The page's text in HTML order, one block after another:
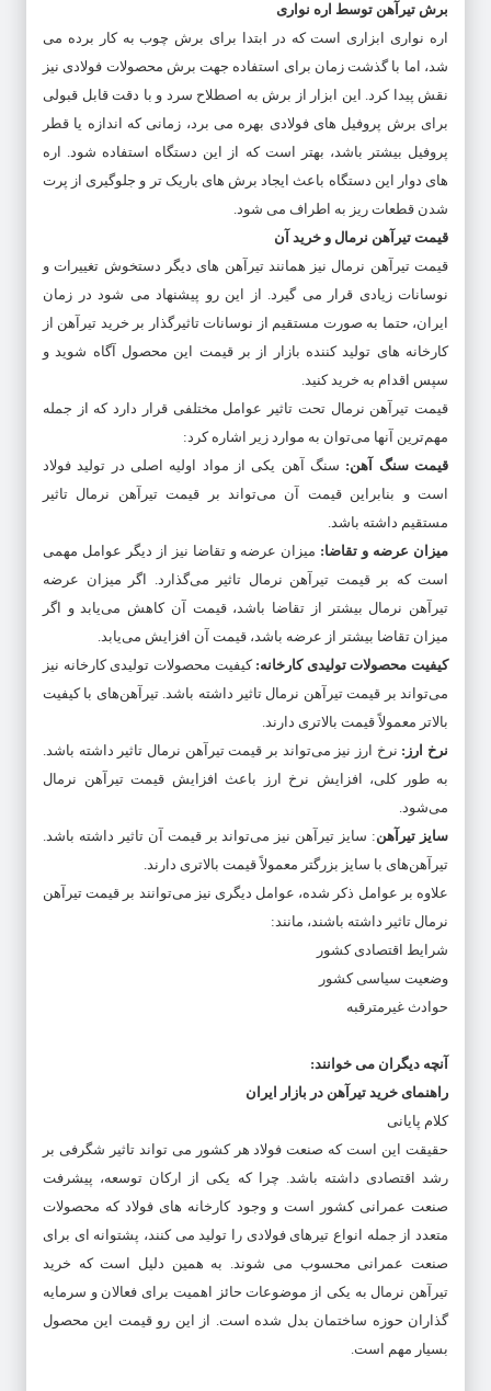
برش تیرآهن توسط اره نواری
اره نواری ابزاری است که در ابتدا برای برش چوب به‌ کار برده می‌
شد، اما با گذشت زمان برای استفاده جهت برش محصولات فولادی نیز
نقش پیدا کرد. این ابزار از برش به اصطلاح سرد و با دقت قابل قبولی
برای برش پروفیل های فولادی بهره می‌ برد، زمانی که اندازه یا قطر
پروفیل بیشتر باشد، بهتر است که از این دستگاه استفاده شود. اره‌
های دوار این دستگاه باعث ایجاد برش‌ های باریک‌ تر و جلوگیری از پرت‌
شدن قطعات ریز به اطراف می‌ شود.
قیمت تیرآهن نرمال و خرید آن
قیمت تیرآهن نرمال نیز همانند تیرآهن های دیگر دستخوش تغییرات و
نوسانات زیادی قرار می گیرد. از این رو پیشنهاد می شود در زمان
ایران، حتما به صورت مستقیم از نوسانات تاثیرگذار بر خرید تیرآهن از
کارخانه های تولید کننده بازار از بر قیمت این محصول آگاه شوید و
سپس اقدام به خرید کنید.
قیمت تیرآهن نرمال تحت تاثیر عوامل مختلفی قرار دارد که از جمله
مهم‌ترین آنها می‌توان به موارد زیر اشاره کرد:
قیمت سنگ آهن: سنگ آهن یکی از مواد اولیه اصلی در تولید فولاد
است و بنابراین قیمت آن می‌تواند بر قیمت تیرآهن نرمال تاثیر
مستقیم داشته باشد.
میزان عرضه و تقاضا: میزان عرضه و تقاضا نیز از دیگر عوامل مهمی
است که بر قیمت تیرآهن نرمال تاثیر می‌گذارد. اگر میزان عرضه
تیرآهن نرمال بیشتر از تقاضا باشد، قیمت آن کاهش می‌یابد و اگر
میزان تقاضا بیشتر از عرضه باشد، قیمت آن افزایش می‌یابد.
کیفیت محصولات تولیدی کارخانه: کیفیت محصولات تولیدی کارخانه نیز
می‌تواند بر قیمت تیرآهن نرمال تاثیر داشته باشد. تیرآهن‌های با کیفیت
بالاتر معمولاً قیمت بالاتری دارند.
نرخ ارز : نرخ ارز نیز می‌تواند بر قیمت تیرآهن نرمال تاثیر داشته باشد.
به طور کلی، افزایش نرخ ارز باعث افزایش قیمت تیرآهن نرمال
می‌شود.
سایز تیرآهن: سایز تیرآهن نیز می‌تواند بر قیمت آن تاثیر داشته باشد.
تیرآهن‌های با سایز بزرگتر معمولاً قیمت بالاتری دارند.
علاوه بر عوامل ذکر شده، عوامل دیگری نیز می‌توانند بر قیمت تیرآهن
نرمال تاثیر داشته باشند، مانند:
شرایط اقتصادی کشور
وضعیت سیاسی کشور
حوادث غیرمترقبه
آنچه دیگران می خوانند:
راهنمای خرید تیرآهن در بازار
ایران
کلام پایانی
حقیقت این است که صنعت فولاد هر کشور می تواند تاثیر شگرفی بر
رشد اقتصادی داشته باشد. چرا که یکی از ارکان توسعه، پیشرفت
صنعت عمرانی کشور است و وجود کارخانه های فولاد که محصولات
متعدد از جمله انواع تیرهای فولادی را تولید می کنند، پشتوانه ای برای
صنعت عمرانی محسوب می شوند. به همین دلیل است که خرید
تیرآهن نرمال به یکی از موضوعات حائز اهمیت برای فعالان و سرمایه
گذاران حوزه ساختمان بدل شده است. از این رو قیمت این محصول
بسیار مهم است.